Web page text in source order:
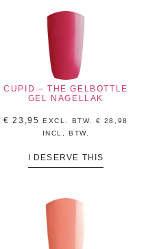
CUPID – THE GELBOTTLE
GEL NAGELLAK
€ 23,95 EXCL. BTW. € 28,98
INCL, BTW.
I DESERVE THIS